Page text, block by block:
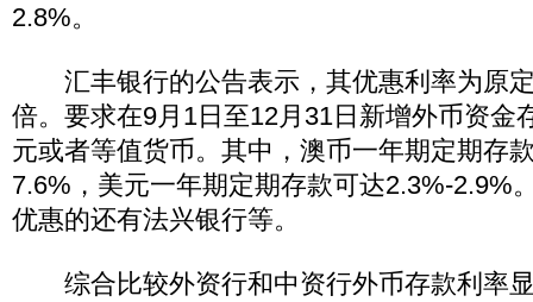
2.8%。
汇丰银行的公告表示，其优惠利率为原定
倍。要求在9月1日至12月31日新增外币资金
元或者等值货币。其中，澳币一年期定期存
7.6%，美元一年期定期存款可达2.3%-2.9%
优惠的还有法兴银行等。
综合比较外资行和中资行外币存款利率